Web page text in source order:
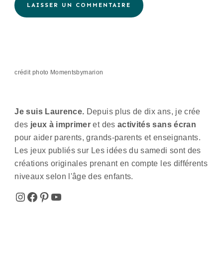
crédit photo Momentsbymarion
Je suis Laurence. Depuis plus de dix ans, je crée
des jeux à imprimer et des activités sans écran
pour aider parents, grands-parents et enseignants.
Les jeux publiés sur Les idées du samedi sont des
créations originales prenant en compte les différents
niveaux selon l'âge des enfants.
Instagram
Facebook
Pinterest
YouTube